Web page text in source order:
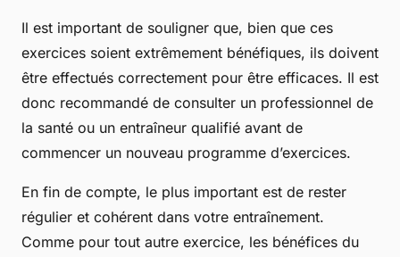
Il est important de souligner que, bien que ces
exercices soient extrêmement bénéfiques, ils doivent
être effectués correctement pour être efficaces. Il est
donc recommandé de consulter un professionnel de
la santé ou un entraîneur qualifié avant de
commencer un nouveau programme d’exercices.
En fin de compte, le plus important est de rester
régulier et cohérent dans votre entraînement.
Comme pour tout autre exercice, les bénéfices du